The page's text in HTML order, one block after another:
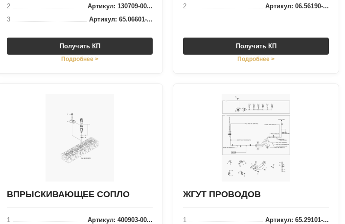
2
Артикул: 130709-00...
3
Артикул: 65.06601-...
Получить КП
Подробнее >
2
Артикул: 06.56190-...
Получить КП
Подробнее >
ВПРЫСКИВАЮЩЕЕ СОПЛО
1
Артикул: 400903-00...
ЖГУТ ПРОВОДОВ
1
Артикул: 65.29101-...